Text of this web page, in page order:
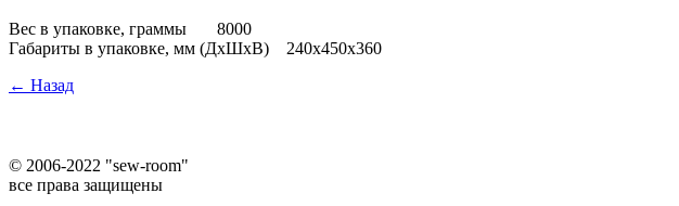
Вес в упаковке, граммы
8000
Габариты в упаковке, мм (ДхШхВ)
240x450x360
← Назад
© 2006-2022 "sew-room"
все права защищены